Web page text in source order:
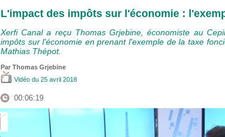
L'impact des impôts sur l'économie :
Xerfi Canal a reçu Thomas Grjebine, économiste au
impôts sur l'économie en prenant l'exemple de la taxe
Mathias Thépot.
Par Thomas Grjebine
Vidéo du 25 avril 2018
00:06:19